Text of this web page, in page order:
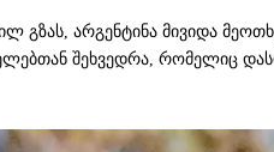
გზას, არგენტინა მივიდა
შეხვედრა, რომელიც